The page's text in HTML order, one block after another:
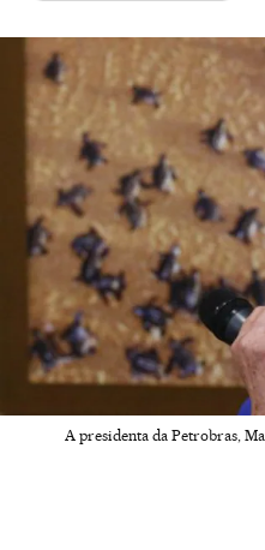
A presidenta da Petrobras,